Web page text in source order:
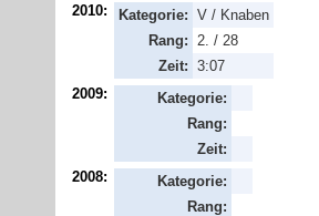
2010:
Kategorie: V / Knaben
Rang:
2. / 28
Zeit: 3:07
2009:
Kategorie:
Rang:
Zeit:
2008:
Kategorie:
Rang: